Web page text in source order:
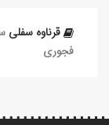
قرناوه سفلی
فجوری